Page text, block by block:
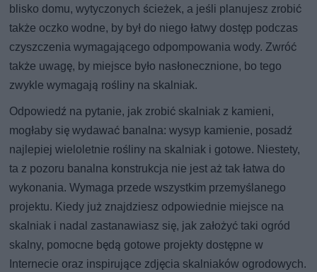
blisko domu, wytyczonych ścieżek, a jeśli planujesz zrobić
także oczko wodne, by był do niego łatwy dostęp podczas
czyszczenia wymagającego odpompowania wody. Zwróć
także uwagę, by miejsce było nasłonecznione, bo tego
zwykle wymagają rośliny na skalniak.
Odpowiedź na pytanie, jak zrobić skalniak z kamieni,
mogłaby się wydawać banalna: wysyp kamienie, posadź
najlepiej wieloletnie rośliny na skalniak i gotowe. Niestety,
ta z pozoru banalna konstrukcja nie jest aż tak łatwa do
wykonania. Wymaga przede wszystkim przemyślanego
projektu. Kiedy już znajdziesz odpowiednie miejsce na
skalniak i nadal zastanawiasz się, jak założyć taki ogród
skalny, pomocne będą gotowe projekty dostępne w
Internecie oraz inspirujące zdjęcia skalniaków ogrodowych.